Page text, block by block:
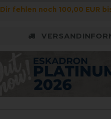
Dir fehlen noch 100,00 EUR